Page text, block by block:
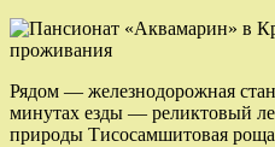
Рядом — железнодорожная
минутах езды — реликтовый
природы Тисосамшитовая